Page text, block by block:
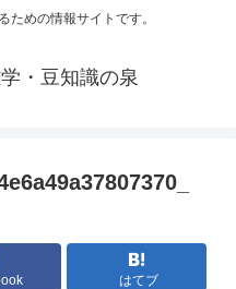
ための情報サイトです。
・豆知識の泉
はてブ